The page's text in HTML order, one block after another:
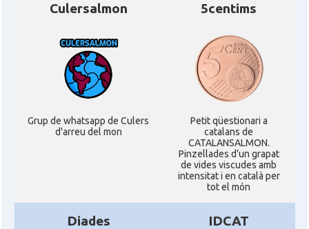
Culersalmon
Grup de whatsapp de Culers
d'arreu del mon
5centims
Petit qüestionari a
catalans de
CATALANSALMON.
Pinzellades d'un grapat
de vides viscudes amb
intensitat i en català per
tot el món
Diades IDCAT